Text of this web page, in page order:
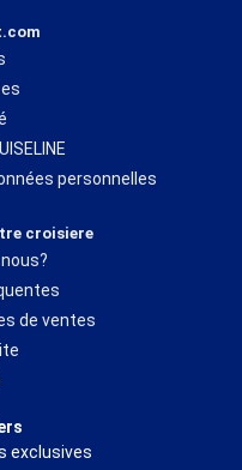
personnelles
croisiere
de ventes
exclusives